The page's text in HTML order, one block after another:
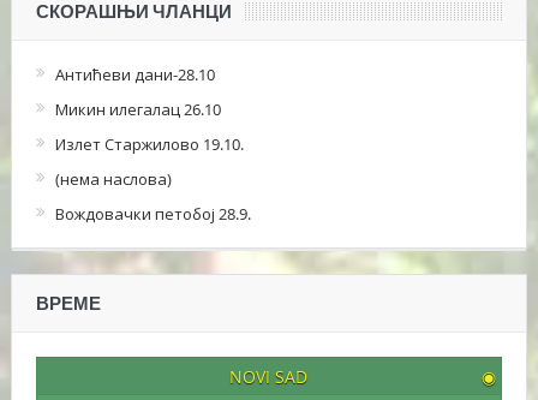
СКОРАШЊИ ЧЛАНЦИ
Антићеви дани-28.10
Микин илегалац 26.10
Излет Старжилово 19.10.
(нема наслова)
Вождовачки петобој 28.9.
ВРЕМЕ
NOVI SAD ◉